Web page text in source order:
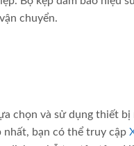
chuyển.
chọn và sử dụng thiết bị
bạn có thể truy cập